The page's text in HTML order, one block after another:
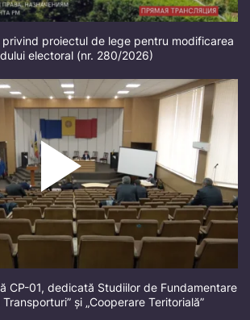
proiectul de lege pentru modificarea
electoral (nr. 280/2026)
CP-01, dedicată Studiilor de Fundamentare
Transporturi” și „Cooperare Teritorială”